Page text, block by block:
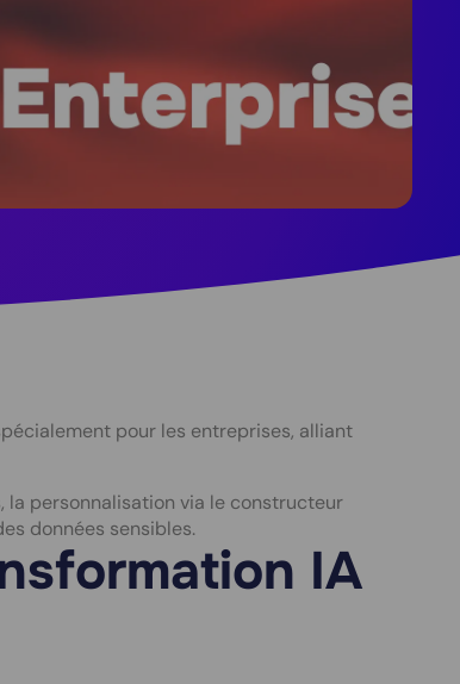
pour les entreprises, alliant
la personnalisation via le constructeur
données sensibles.
IA